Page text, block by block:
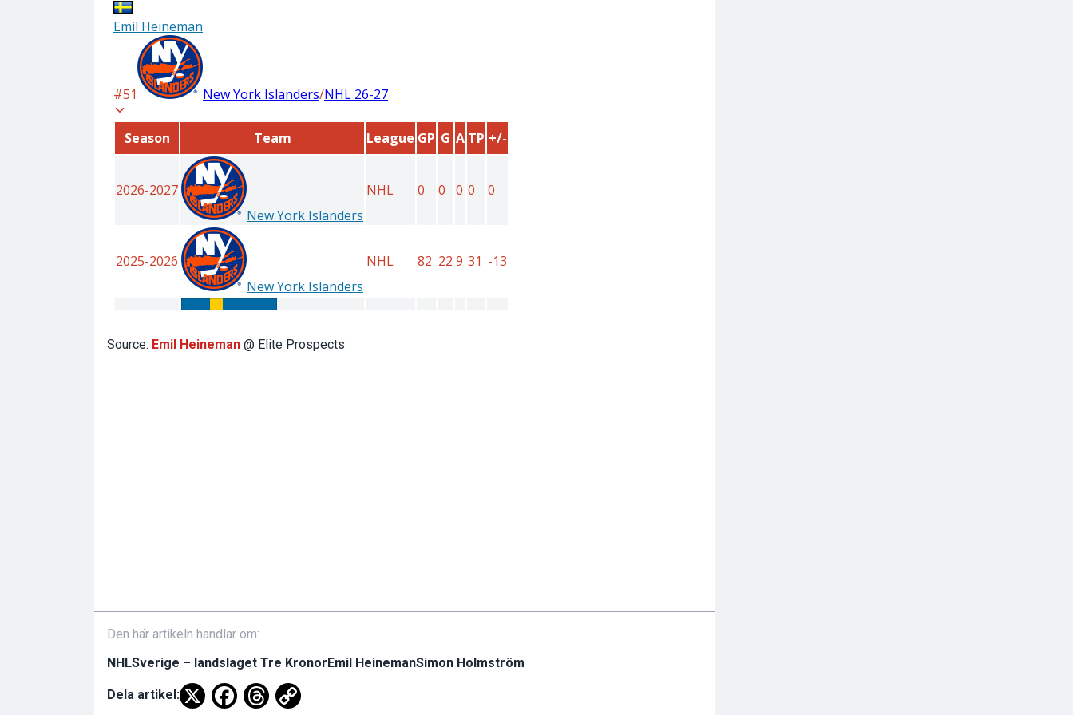
Source: Emil Heineman @ Elite Prospects
Den här artikeln handlar om:
NHLSverige – landslaget Tre Kronor Emil HeinemanSimon Holmström
Dela artikel: